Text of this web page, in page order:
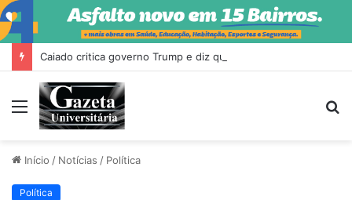
Menu
Início / Notícias / Política
Política